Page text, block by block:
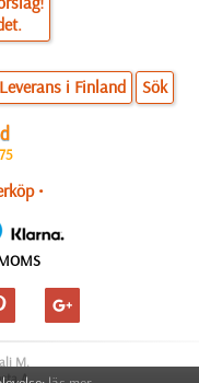
Leverans i Finland Sök
•
M.
A.